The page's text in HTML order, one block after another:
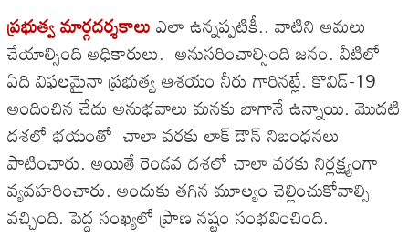
ప్రభుత్వ మార్గదర్శకాలుఎలా ఉన్నప్పటికీ.. వాటిని అమలు
చేయాల్సింది అధికారులు. అనుసరించాల్సింది జనం. వీటిలో
ఏది విఫలమైనా ప్రభుత్వ ఆశయం నీరు గారినట్లే. కొవిడ్-19
అందించిన చేదు అనుభవాలు మనకు బాగానే ఉన్నాయి. మొదటి
దశలో భయంతో చాలా వరకు లాక్ డౌన్ నిబంధనలు
పాటించారు. అయితే రెండవ దశలో చాలా వరకు నిర్లక్ష్యంగా
వ్యవహరించారు. అందుకు తగిన మూల్యం చెల్లించుకోవాల్సి
వచ్చింది. పెద్ద సంఖ్యలో ప్రాణ నష్టం సంభవించింది.